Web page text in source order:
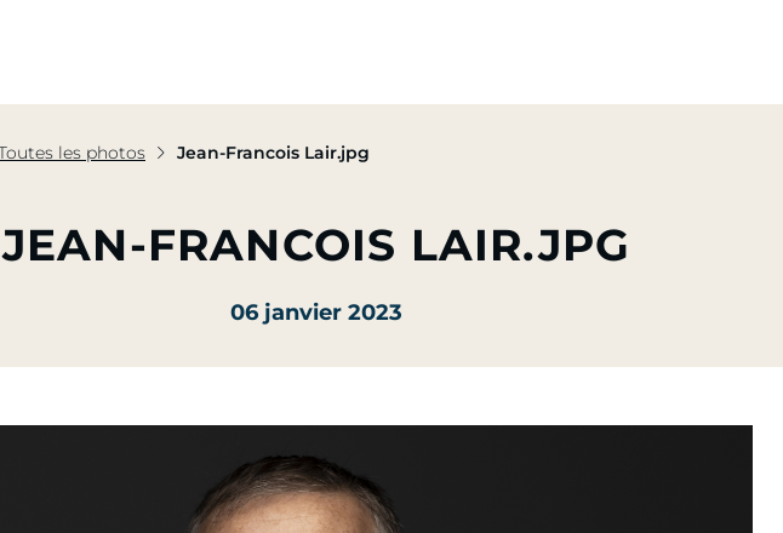
les photos Jean-Francois Lair.jpg
JEAN-FRANCOIS LAIR.JPG
06 janvier 2023